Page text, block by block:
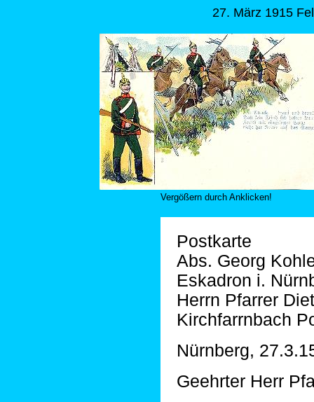
27. März 1915
Vergößern durch Anklicken!
Postkarte
Abs. Georg
Eskadron i.
Herrn Pfarrer
Kirchfarrnbach
Nürnberg,
Geehrter Herr